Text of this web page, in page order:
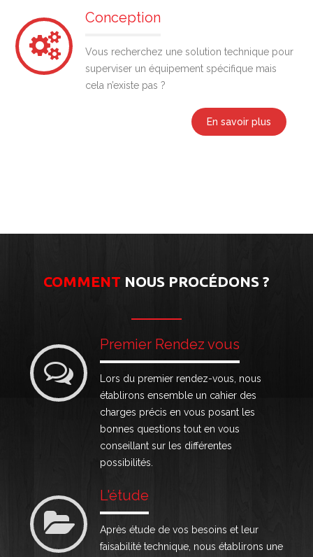
Conception
Vous recherchez une solution technique pour
superviser un équipement spécifique mais
cela n’existe pas ?
En savoir plus
COMMENT NOUS PROCÉDONS ?
Premier Rendez vous
Lors du premier rendez-vous, nous
établirons ensemble un cahier des
charges précis en vous posant les
bonnes questions tout en vous
conseillant sur les différentes
possibilités.
L'étude
Après étude de vos besoins et leur
faisabilité technique, nous établirons une